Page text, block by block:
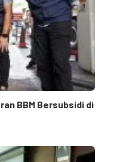
BBM Bersubsidi di